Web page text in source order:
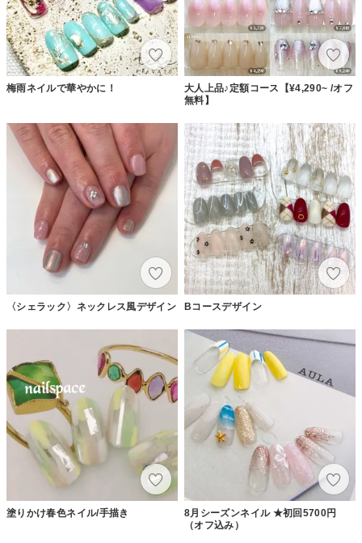
梅雨ネイルで華やかに！
大人上品♪定額コース【¥4,290~ /オフ
無料】
〈シェラック〉ネックレス風デザイン Bコースデザイン
塗りかけ春色ネイル/手描き
8月シーズンネイル ★初回5700円
（オフ込み）